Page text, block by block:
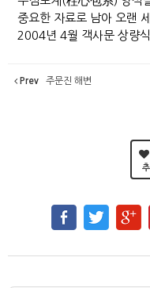
중요한 자료로 남아 오랜
2004년 4월 객사문 상량
Prev 주문진 해변